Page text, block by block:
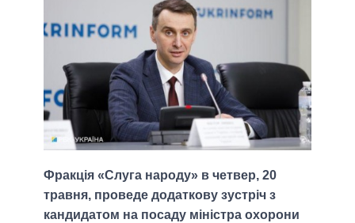
Фракція «Слуга народу» в четвер, 20
травня, проведе додаткову зустріч з
кандидатом на посаду міністра охорони